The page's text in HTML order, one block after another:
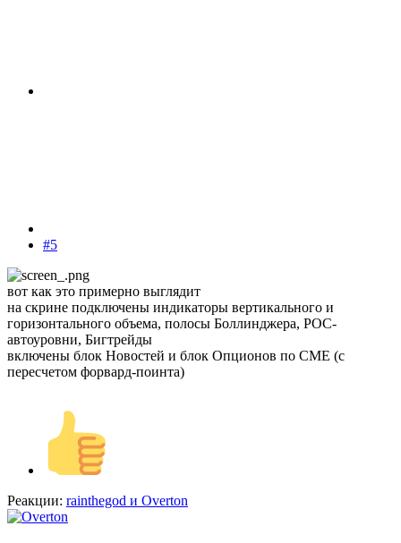
#5
вот как это примерно выглядит
на скрине подключены индикаторы вертикального и
горизонтального объема, полосы Боллинджера, POC-
автоуровни, Бигтрейды
включены блок Новостей и блок Опционов по CME (с
пересчетом форвард-поинта)
Реакции: rainthegod и Overton